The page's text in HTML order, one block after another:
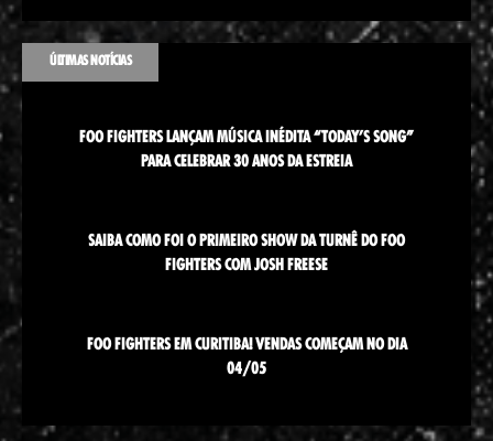
ÚLTIMAS NOTÍCIAS
FOO FIGHTERS LANÇAM MÚSICA INÉDITA “TODAY’S SONG”
PARA CELEBRAR 30 ANOS DA ESTREIA
SAIBA COMO FOI O PRIMEIRO SHOW DA TURNÊ DO FOO
FIGHTERS COM JOSH FREESE
FOO FIGHTERS EM CURITIBA! VENDAS COMEÇAM NO DIA
04/05